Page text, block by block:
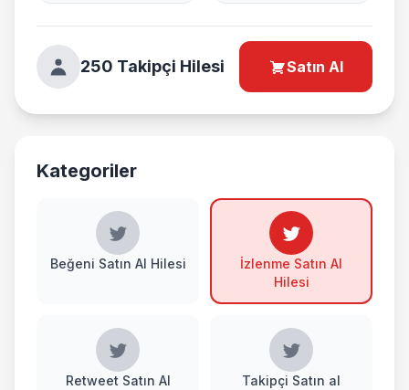
250 Takipçi Hilesi Satın Al
Kategoriler
Beğeni Satın Al Hilesi
İzlenme Satın Al
Hilesi
Retweet Satın Al
Takipçi Satın al